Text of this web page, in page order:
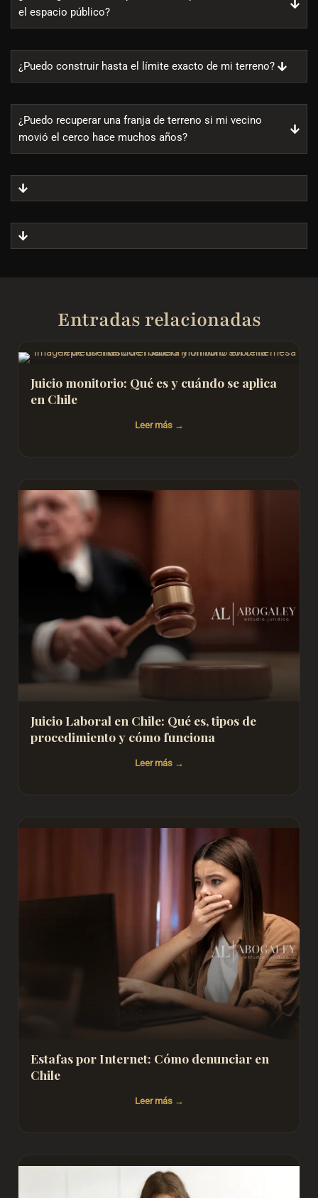
el espacio público?
¿Puedo construir hasta el límite exacto de mi terreno?
¿Puedo recuperar una franja de terreno si mi vecino
movió el cerco hace muchos años?
Entradas relacionadas
Juicio monitorio: Qué es y cuándo se aplica
en Chile
Leer más
Juicio Laboral en Chile: Qué es, tipos de
procedimiento y cómo funciona
Leer más
Estafas por Internet: Cómo denunciar en
Chile
Leer más